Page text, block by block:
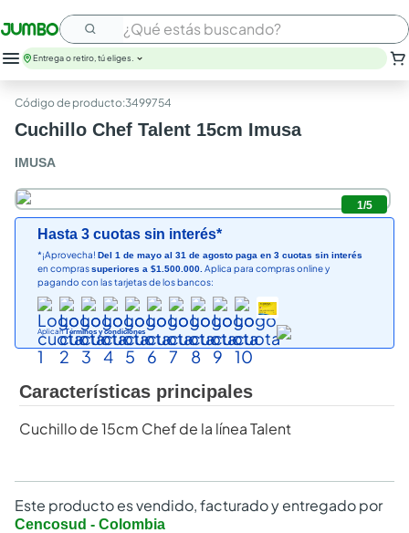
¿Qué estás buscando?
huevos
arroz
papel higienico
aceite
queso
nutribela
pollo
cafe
Entrega o retiro, tú eliges.
:3499754
Cuchillo Chef Talent 15cm Imusa
IMUSA
1/5
Hasta 3 cuotas sin interés*
*¡Aprovecha! Del 1 de mayo al 31 de agosto paga en 3 cuotas sin interés
en comprassuperiores a $1.500.000. Aplica para compras online y
pagando con las tarjetas de los bancos:
AplicanTérminos y condiciones
Características principales
Cuchillo de 15cm Chef de la línea Talent
Este producto es vendido, facturado y entregado por
Cencosud - Colombia